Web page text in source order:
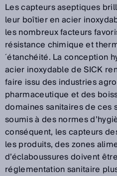
Les capteurs aseptiques
leur boîtier en acier
les nombreux facteurs
résistance chimique et
´étanchéité. La conception
acier inoxydable de SICK
faire issu des industries
pharmaceutique et des
domaines sanitaires de ces
soumis à des normes
conséquent, les capteurs
les produits, des zones
d’éclaboussures doivent
réglementation sanitaire